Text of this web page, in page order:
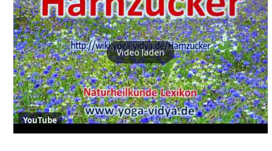
Video laden
YouTube